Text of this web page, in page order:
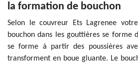
la formation de bouchon
Selon le couvreur Ets Lagrenee
bouchon dans les gouttières se forme
se forme à partir des poussières
transforment en boue gluante. Le